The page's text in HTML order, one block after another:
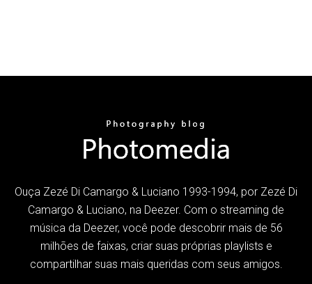
Ouça Zezé Di Camargo & Luciano 1993-1994, por Zezé Di
Camargo & Luciano, na Deezer. Com o streaming de
música da Deezer, você pode descobrir mais de 56
milhões de faixas, criar suas próprias playlists e
compartilhar suas mais queridas com seus amigos.